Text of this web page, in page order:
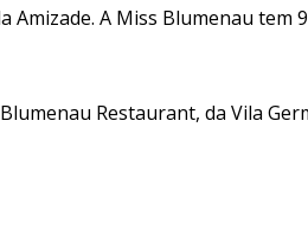
A Miss Blumenau tem
Restaurant, da Vila